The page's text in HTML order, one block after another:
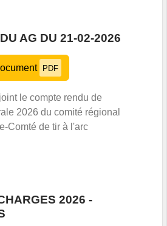
AG DU 21-02-2026
PDF
le compte rendu de
2026 du comité régional
Comté de tir à l'arc
2026 -